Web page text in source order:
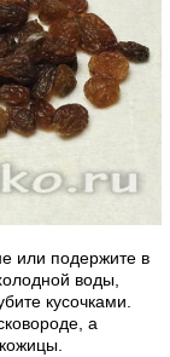
или подержите в
воды,
кусочками.
а